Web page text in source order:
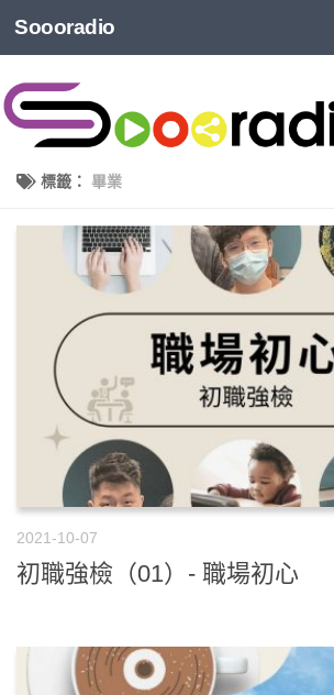
Soooradio
標籤： 畢業
2021-10-07
初職強檢（01）- 職場初心